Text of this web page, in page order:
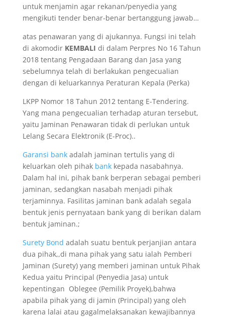
untuk menjamin agar rekanan/penyedia yang
mengikuti tender benar-benar bertanggung jawab…
atas penawaran yang di ajukannya. Fungsi ini telah
di akomodir KEMBALI di dalam Perpres No 16 Tahun
2018 tentang Pengadaan Barang dan Jasa yang
sebelumnya telah di berlakukan pengecualian
dengan di keluarkannya Peraturan Kepala (Perka)
LKPP Nomor 18 Tahun 2012 tentang E-Tendering.
Yang mana pengecualian terhadap aturan tersebut,
yaitu Jaminan Penawaran tidak di perlukan untuk
Lelang Secara Elektronik (E-Proc)..
Garansi bankadalah jaminan tertulis yang di
keluarkan oleh pihak bankkepada nasabahnya.
Dalam hal ini, pihak bank berperan sebagai pemberi
jaminan, sedangkan nasabah menjadi pihak
terjaminnya. Fasilitas jaminan bank adalah segala
bentuk jenis pernyataan bank yang di berikan dalam
bentuk jaminan.;
Surety Bond adalah suatu bentuk perjanjian antara
dua pihak,,di mana pihak yang satu ialah Pemberi
Jaminan (Surety) yang memberi jaminan untuk Pihak
Kedua yaitu Principal (Penyedia Jasa) untuk
kepentingan Oblegee (Pemilik Proyek),bahwa
apabila pihak yang di jamin (Principal) yang oleh
karena lalai atau gagalmelaksanakan kewajibannya